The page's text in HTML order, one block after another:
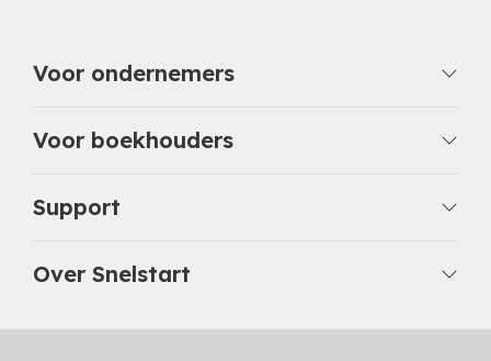
Voor ondernemers
Voor boekhouders
Support
Over Snelstart